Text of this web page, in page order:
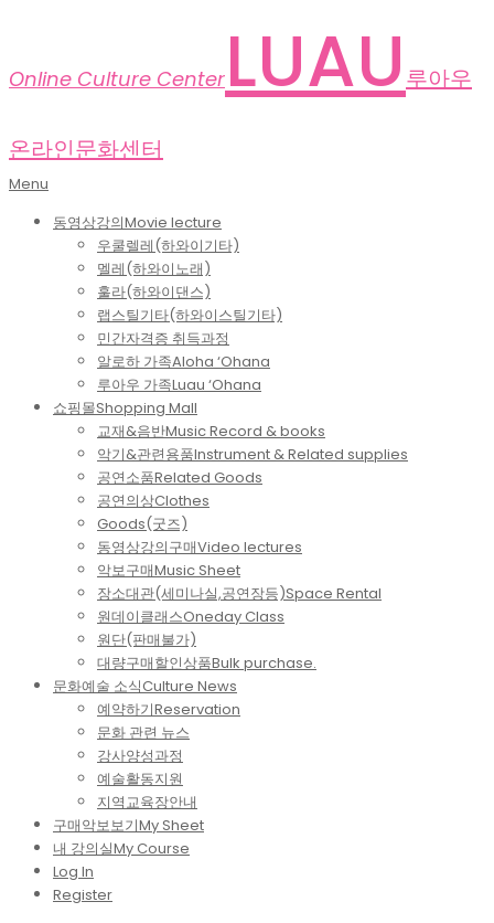
Online Culture Center LUAU 루아우
온라인문화센터
Primary
Menu
Menu
동영상강의Movie lecture
우쿨렐레(하와이기타)
멜레(하와이노래)
훌라(하와이댄스)
랩스틸기타(하와이스틸기타)
민간자격증 취득과정
알로하 가족Aloha ‘Ohana
루아우 가족Luau ‘Ohana
쇼핑몰Shopping Mall
교재&음반Music Record & books
악기&관련용품Instrument & Related supplies
공연소품Related Goods
공연의상Clothes
Goods(굿즈)
동영상강의구매Video lectures
악보구매Music Sheet
장소대관(세미나실,공연장등)Space Rental
원데이클래스Oneday Class
원단(판매불가)
대량구매할인상품Bulk purchase.
문화예술 소식Culture News
예약하기Reservation
문화 관련 뉴스
강사양성과정
예술활동지원
지역교육장안내
구매악보보기My Sheet
내 강의실My Course
Log In
Register